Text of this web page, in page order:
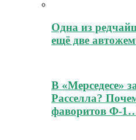
Одна из
ещё две
В «Мерседесе»
Расселла?
фаворитов Ф-